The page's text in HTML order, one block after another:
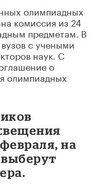
олимпиадных
комиссия из 24
предметам. В
с учеными
наук. С
о
олимпиадных
на